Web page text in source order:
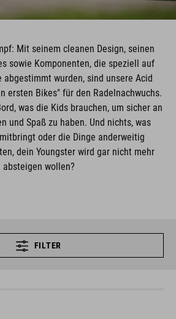
Mit seinem cleanen Design, seinen
sowie Komponenten, die speziell auf
abgestimmt wurden, sind unsere Acid
ersten Bikes" für den Radelnachwuchs.
was die Kids brauchen, um sicher an
und Spaß zu haben. Und nichts, was
oder die Dinge anderweitig
dein Youngster wird gar nicht mehr
absteigen wollen?
FILTER